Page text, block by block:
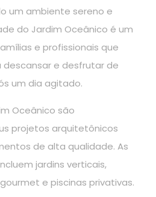
um ambiente sereno e
do Jardim Oceânico é um
e profissionais que
descansar e desfrutar de
um dia agitado.
Oceânico são
projetos arquitetônicos
de alta qualidade. As
jardins verticais,
e piscinas privativas.